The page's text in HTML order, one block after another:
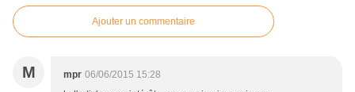
Ajouter un commentaire
M mpr 06/06/2015 15:28